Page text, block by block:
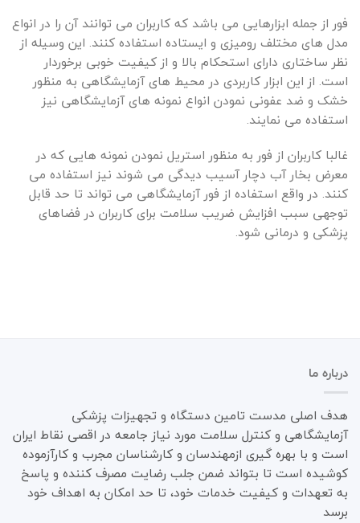
فور از جمله ابزارهایی می باشد که کاربران می توانند آن را در انواع
مدل های مختلف رومیزی و ایستاده استفاده کنند. این وسیله از
نظر ساختاری دارای استحکام بالا و از کیفیت خوبی برخوردار
است. از این ابزار کاربردی در محیط های آزمایشگاهی به منظور
خشک و ضد عفونی نمودن انواع نمونه های آزمایشگاهی نیز
استفاده می نمایند.
غالبا کاربران از فور به منظور استریل نمودن نمونه هایی که در
معرض بخار آب دچار آسیب دیدگی می شوند نیز استفاده می
کنند. در واقع استفاده از فور آزمایشگاهی می تواند تا حد قابل
توجهی سبب افزایش ضریب سلامت برای کاربران در فضاهای
پزشکی و درمانی شود.
درباره ما
هدف اصلی مدست تامین دستگاه و تجهیزات پزشکی
آزمایشگاهی و کنترل سلامت مورد نیاز جامعه در اقصی نقاط ایران
است و با بهره گیری ازمهندسان و کارشناسان مجرب و کارآزموده
کوشیده است تا بتواند ضمن جلب رضایت مصرف کننده و پاسخ
به تعهدات و کیفیت خدمات خود، تا حد امکان به اهداف خود
برسد